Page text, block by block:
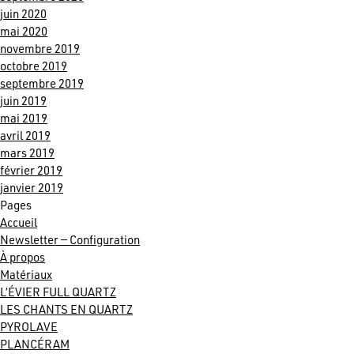
juin 2020
mai 2020
novembre 2019
octobre 2019
septembre 2019
juin 2019
mai 2019
avril 2019
mars 2019
février 2019
janvier 2019
Pages
Accueil
Newsletter — Configuration
À propos
Matériaux
L’ÉVIER FULL QUARTZ
LES CHANTS EN QUARTZ
PYROLAVE
PLANCÉRAM